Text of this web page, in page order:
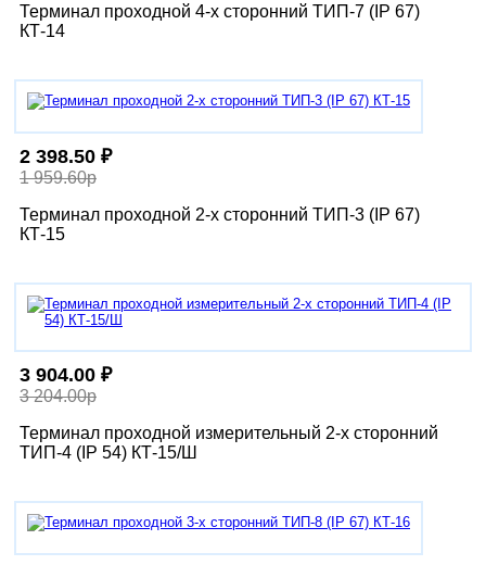
Терминал проходной 4-х сторонний ТИП-7 (IP 67)
КТ-14
2 398.50 ₽
1 959.60р
Терминал проходной 2-х сторонний ТИП-3 (IP 67)
КТ-15
3 904.00 ₽
3 204.00р
Терминал проходной измерительный 2-х сторонний
ТИП-4 (IP 54) КТ-15/Ш